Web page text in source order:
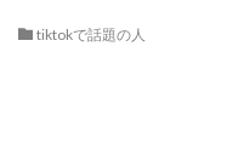
tiktokで話題の人